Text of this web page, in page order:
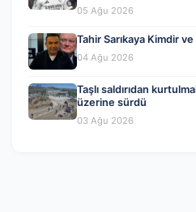
05 Ağu 2026
Tahir Sarıkaya Kimdir
04 Ağu 2026
Taşlı saldırıdan
üzerine sürdü
03 Ağu 2026